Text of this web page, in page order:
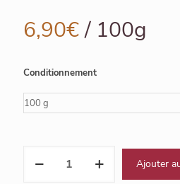
6,90€/ 100g
Conditionnement
Ajouter